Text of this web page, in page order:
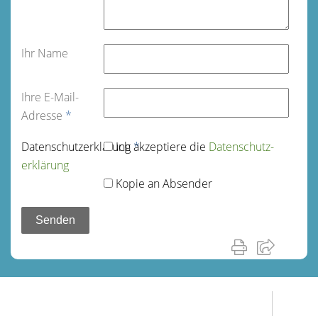
Ihr Name
Ihre E-Mail-
Adresse *
Datenschutz­erklärung*
Ich akzeptiere die Datenschutz­
erklärung
Kopie an Absender